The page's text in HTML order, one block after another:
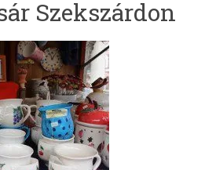
Szekszárdon